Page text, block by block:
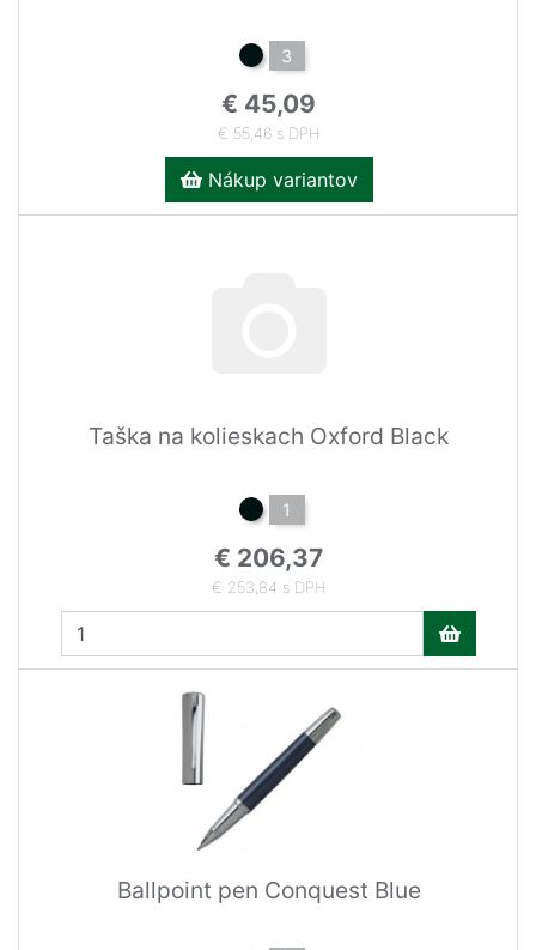
3
€ 45,09
€ 55,46 s DPH
Nákup variantov
Taška na kolieskach Oxford Black
1
€ 206,37
€ 253,84 s DPH
Ballpoint pen Conquest Blue